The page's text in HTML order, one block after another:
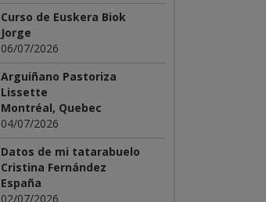
Curso de Euskera Biok
Jorge
06/07/2026
Arguiñano Pastoriza
Lissette
Montréal, Quebec
04/07/2026
Datos de mi tatarabuelo
Cristina Fernández
España
02/07/2026